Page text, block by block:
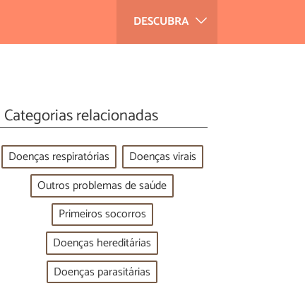
DESCUBRA
Categorias relacionadas
Doenças respiratórias
Doenças virais
Outros problemas de saúde
Primeiros socorros
Doenças hereditárias
Doenças parasitárias